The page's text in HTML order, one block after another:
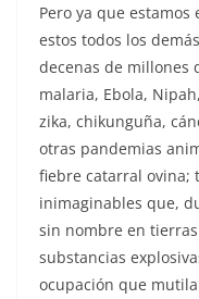
Pero ya que estamos
estos todos los
decenas de millones
malaria, Ebola,
zika, chikunguña,
otras pandemias
fiebre catarral ovina;
inimaginables que,
sin nombre en
substancias
ocupación que